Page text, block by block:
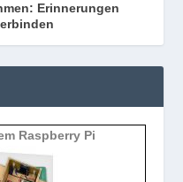
Erinnerungen
Raspberry Pi